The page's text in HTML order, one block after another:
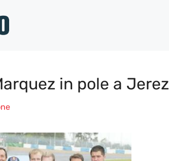
in pole a Jerez